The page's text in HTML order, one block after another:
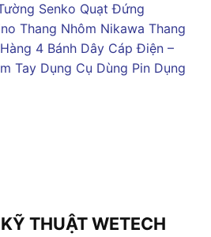
Senko Quạt Đứng
Thang Nhôm Nikawa Thang
4 Bánh Dây Cáp Điện –
Tay Dụng Cụ Dùng Pin Dụng
THUẬT WETECH